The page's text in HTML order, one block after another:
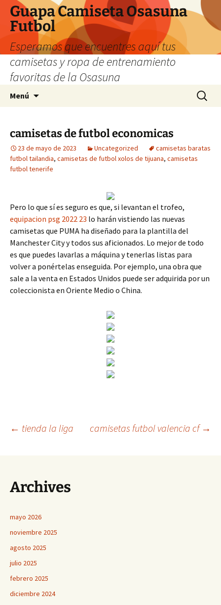
Guapa Camiseta Osasuna
Futbol
Esperamos que encuentres aquí tus
camisetas y ropa de entrenamiento
favoritas de la Osasuna
Menú Buscar:
camisetas de futbol economicas
23 de mayo de 2023 Uncategorized
camisetas baratas
futbol tailandia, camisetas de futbol xolos de tijuana, camisetas
futbol tenerife
Pero lo que sí es seguro es que, si levantan el trofeo,
equipacion psg 2022 23 lo harán vistiendo las nuevas
camisetas que PUMA ha diseñado para la plantilla del
Manchester City y todos sus aficionados. Lo mejor de todo
es que puedes lavarlas a máquina y tenerlas listas para
volver a ponértelas enseguida. Por ejemplo, una obra que
sale a la venta en Estados Unidos puede ser adquirida por un
coleccionista en Oriente Medio o China.
Navegación
entradas
← tienda la liga camisetas futbol valencia cf →
Archives
mayo 2026
noviembre 2025
agosto 2025
julio 2025
febrero 2025
diciembre 2024